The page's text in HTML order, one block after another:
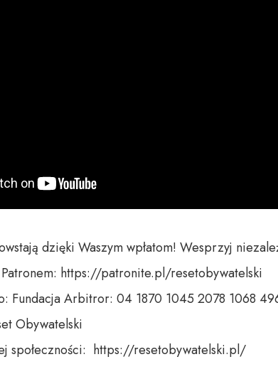
dzięki Waszym wpłatom! Wesprzyj
https://patronite.pl/resetobywatelski
Fundacja Arbitror: 04 1870 1045 2078 1068
Obywatelski
społeczności:  https://resetobywatelski.pl/